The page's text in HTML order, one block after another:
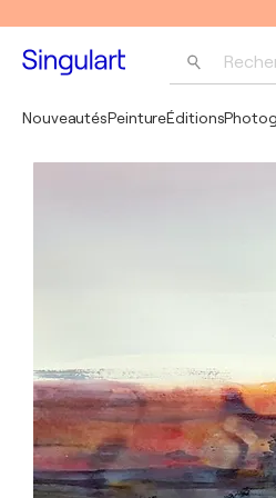
NouveautésPeintureÉditions